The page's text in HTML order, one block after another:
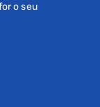
o seu